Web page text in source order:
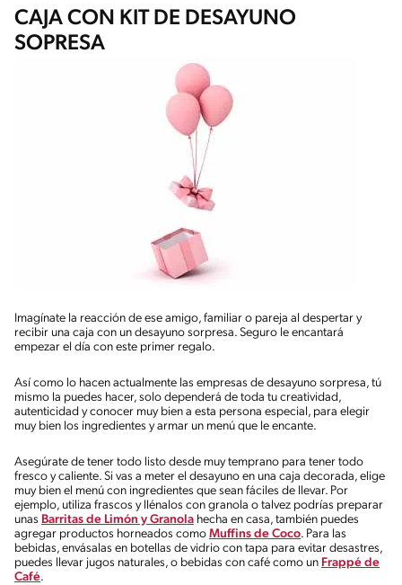
CAJA CON KIT DE DESAYUNO
SOPRESA
Imagínate la reacción de ese amigo, familiar o pareja al despertar y
recibir una caja con un desayuno sorpresa. Seguro le encantará
empezar el día con este primer regalo.
Así como lo hacen actualmente las empresas de desayuno sorpresa, tú
mismo la puedes hacer, solo dependerá de toda tu creatividad,
autenticidad y conocer muy bien a esta persona especial, para elegir
muy bien los ingredientes y armar un menú que le encante.
Asegúrate de tener todo listo desde muy temprano para tener todo
fresco y caliente. Si vas a meter el desayuno en una caja decorada, elige
muy bien el menú con ingredientes que sean fáciles de llevar. Por
ejemplo, utiliza frascos y llénalos con granola o talvez podrías preparar
unas Barritas de Limón y Granola hecha en casa, también puedes
agregar productos horneados como Muffins de Coco. Para las
bebidas, envásalas en botellas de vidrio con tapa para evitar desastres,
puedes llevar jugos naturales, o bebidas con café como un Frappé de
Café.